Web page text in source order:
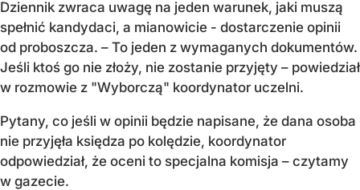
Dziennik zwraca uwagę na jeden warunek, jaki muszą
spełnić kandydaci, a mianowicie - dostarczenie opinii
od proboszcza. – To jeden z wymaganych dokumentów.
Jeśli ktoś go nie złoży, nie zostanie przyjęty – powiedział
w rozmowie z "Wyborczą" koordynator uczelni.
Pytany, co jeśli w opinii będzie napisane, że dana osoba
nie przyjęła księdza po kolędzie, koordynator
odpowiedział, że oceni to specjalna komisja – czytamy
w gazecie.